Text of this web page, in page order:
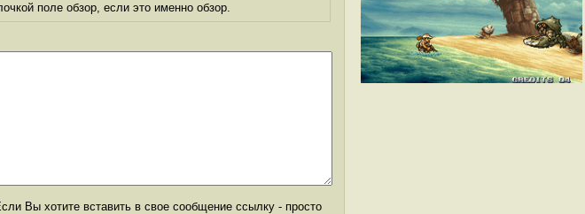
поле обзор, если это именно обзор.
Вы хотите вставить в свое сообщение ссылку - просто